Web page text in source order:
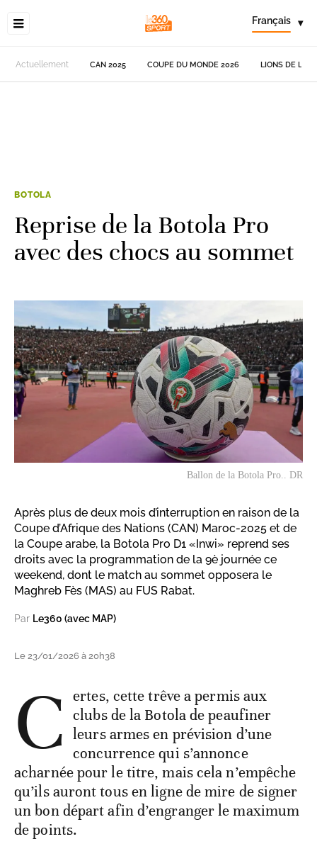
Français ▾
Actuellement CAN 2025 COUPE DU MONDE 2026 LIONS DE
BOTOLA
Reprise de la Botola Pro
avec des chocs au sommet
Ballon de la Botola Pro.. DR
Après plus de deux mois d’interruption en raison de la
Coupe d’Afrique des Nations (CAN) Maroc-2025 et de
la Coupe arabe, la Botola Pro D1 «Inwi» reprend ses
droits avec la programmation de la 9è journée ce
weekend, dont le match au sommet opposera le
Maghreb Fès (MAS) au FUS Rabat.
Par Le360 (avec MAP)
Le 23/01/2026 à 20h38
C ertes, cette trêve a permis aux
clubs de la Botola de peaufiner
leurs armes en prévision d’une
concurrence qui s’annonce
acharnée pour le titre, mais cela n’empêche
qu’ils auront tous en ligne de mire de signer
un bon départ afin d’engranger le maximum
de points.